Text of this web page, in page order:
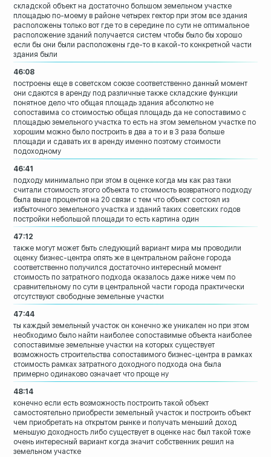
складской объект на достаточно большом земельном участке
площадью по-моему в районе четырех гектор при этом все здания
расположены только вот где то в середине по сути не оптимальное
расположение зданий получается систем чтобы было бы хорошо
если бы они были расположены где-то в какой-то конкретной части
здания были
46:08
построены еще в советском союзе соответственно данный момент
они сдаются в аренду под различные также складские функции
понятное дело что общая площадь здания абсолютно не
сопоставима со стоимостью общая площадь да не сопоставимо с
площадью земельного участка то есть на этом земельном участке по
хорошим можно было построить в два а то и в 3 раза больше
площади и сдавать их в аренду именно поэтому стоимости
подоходному
46:41
подходу минимально при этом в оценке когда мы как раз таки
считали стоимость этого объекта то стоимость возвратного подходу
была выше процентов на 20 связи с тем что объект состоял из
избыточного земельного участка и зданий таких советских годов
постройки небольшой площади то есть картина один
47:12
также могут может быть следующий вариант мира мы проводили
оценку бизнес-центра опять же в центральном районе города
соответственно получился достаточно интересный момент
стоимость по затратного подхода оказалось даже ниже чем по
сравнительному по сути в центральной части города практически
отсутствуют свободные земельные участки
47:44
ты каждый земельный участок он конечно же уникален но при этом
необходимо было найти наиболее сопоставимые объекта наиболее
сопоставимые земельные участки на которых существует
возможность строительства сопоставимого бизнес-центра в рамках
стоимость рамках затратного доходного подхода она была
примерно одинаково означает что проще ну
48:14
конечно если есть возможность построить такой объект
самостоятельно приобрести земельный участок и построить объект
чем приобретать на открытом рынке и получать меньший доход
меньшую доходность либо существует в оценке нас был такой тоже
очень интересный вариант когда значит собственник решил на
земельном участке